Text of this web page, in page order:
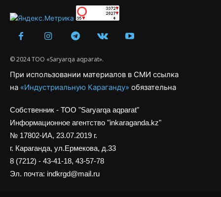
© 2024 ТОО «Saryarqa aqparat».
При использовании материалов в СМИ ссылка
на «Индустриальную Караганду» обязательна
Собственник - ТОО "Saryarqa aqparat"
Информационное агентство "inkaraganda.kz"
№ 17802-ИА, 23.07.2019 г.
г. Караганда, ул.Ермекова, д.33
8 (7212) - 43-41-18, 43-57-78
Эл. почта: indkrgd@mail.ru